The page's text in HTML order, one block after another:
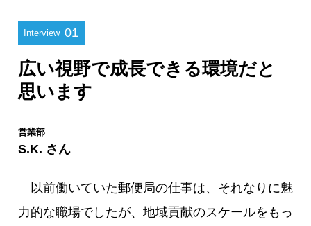
Interview 01
広い視野で成長できる環境だと
思います
営業部
S.K. さん
以前働いていた郵便局の仕事は、それなりに魅
力的な職場でしたが、地域貢献のスケールをもっ